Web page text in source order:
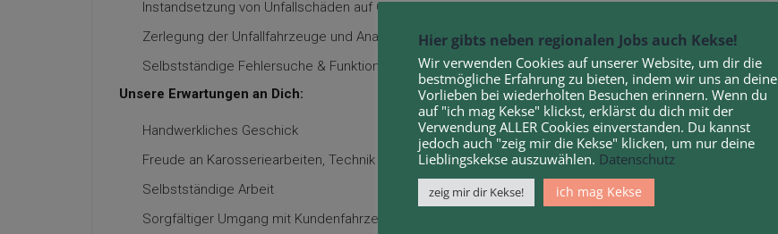
Instandsetzung von Unfallschäden auf Grundlage von Gutachten o. Kostenveranschlag
Zerlegung der Unfallfahrzeuge und Analyse des Schadenumfangs
Selbstständige Fehlersuche & Funktions-prüfung mit moderner Mess- und Prüftechnik
Unsere Erwartungen an Dich:
Handwerkliches Geschick
Freude an Karosseriearbeiten, Technik und Elektronik
Selbstständige Arbeit
Sorgfältiger Umgang mit Kundenfahrzeugen
Hier gibts neben regionalen Jobs auch Kekse!
Wir verwenden Cookies auf unserer Website, um dir die
bestmögliche Erfahrung zu bieten, indem wir uns an deine
Vorlieben bei wiederholten Besuchen erinnern. Wenn du
auf "ich mag Kekse" klickst, erklärst du dich mit der
Verwendung ALLER Cookies einverstanden. Du kannst
jedoch auch "zeig mir die Kekse" klicken, um nur deine
Lieblingskekse auszuwählen. Datenschutz
zeig mir dir Kekse! ich mag Kekse